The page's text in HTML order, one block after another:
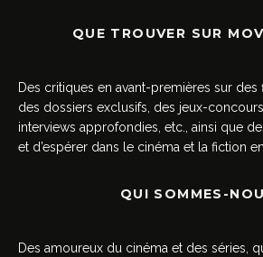
QUE TROUVER SUR
Des critiques en avant-premières sur des
des dossiers exclusifs, des jeux-
interviews approfondies, etc., ainsi que
et d’espérer dans le cinéma et la fiction en
QUI SOMMES-
Des amoureux du cinéma et des séries,